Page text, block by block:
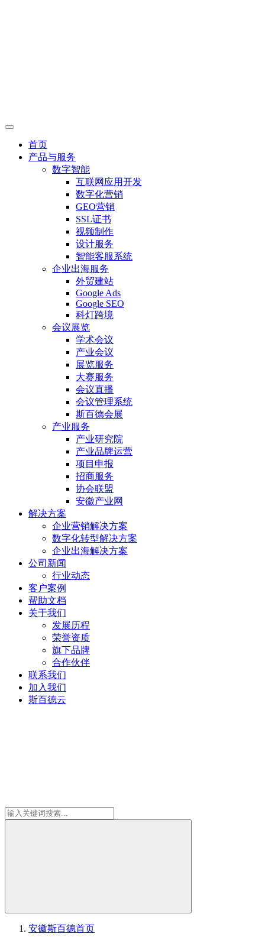
首页
产品与服务
数字智能
互联网应用开发
数字化营销
GEO营销
SSL证书
视频制作
设计服务
智能客服系统
企业出海服务
外贸建站
Google Ads
Google SEO
科灯跨境
会议展览
学术会议
产业会议
展览服务
大赛服务
会议直播
会议管理系统
斯百德会展
产业服务
产业研究院
产业品牌运营
项目申报
招商服务
协会联盟
安徽产业网
解决方案
企业营销解决方案
数字化转型解决方案
企业出海解决方案
公司新闻
行业动态
客户案例
帮助文档
关于我们
发展历程
荣誉资质
旗下品牌
合作伙伴
联系我们
加入我们
斯百德云
安徽斯百德首页